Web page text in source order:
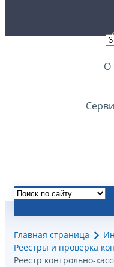
О
Главная страница
Реестры и проверка
Реестр контрольно-